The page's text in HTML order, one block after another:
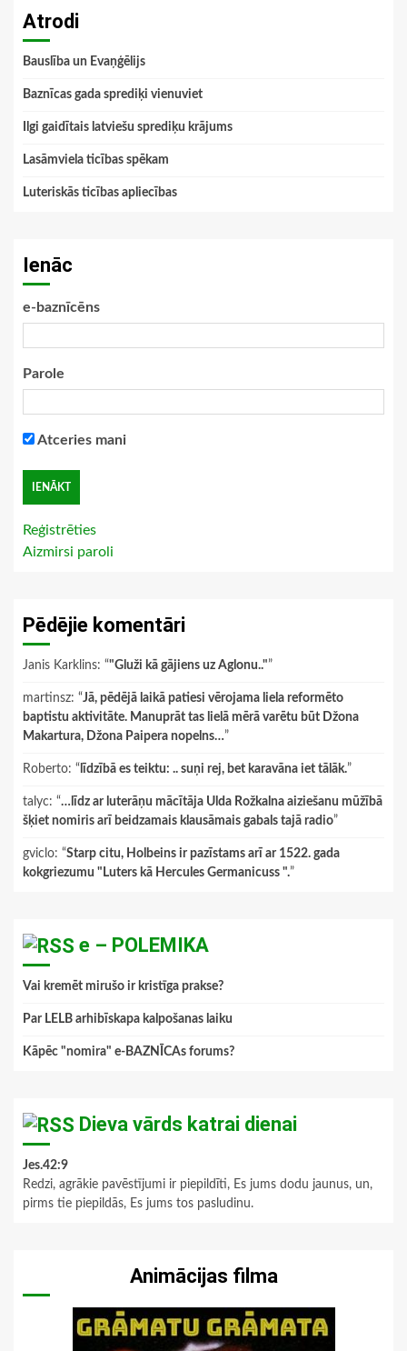
Atrodi
Bauslība un Evaņģēlijs
Baznīcas gada sprediķi vienuviet
Ilgi gaidītais latviešu sprediķu krājums
Lasāmviela ticības spēkam
Luteriskās ticības apliecības
Ienāc
e-baznīcēns
Parole
Atceries mani
Reģistrēties
Aizmirsi paroli
Pēdējie komentāri
Janis Karklins: “"Gluži kā gājiens uz Aglonu.."”
martinsz: “Jā, pēdējā laikā patiesi vērojama liela reformēto
baptistu aktivitāte. Manuprāt tas lielā mērā varētu būt Džona
Makartura, Džona Paipera nopelns…”
Roberto: “ līdzībā es teiktu: .. suņi rej, bet karavāna iet tālāk.”
talyc: “…līdz ar luterāņu mācītāja Ulda Rožkalna aiziešanu mūžībā
šķiet nomiris arī beidzamais klausāmais gabals tajā radio”
gviclo: “Starp citu, Holbeins ir pazīstams arī ar 1522. gada
kokgriezumu "Luters kā Hercules Germanicuss ".”
e – POLEMIKA
Vai kremēt mirušo ir kristīga prakse?
Par LELB arhibīskapa kalpošanas laiku
Kāpēc "nomira" e-BAZNĪCAs forums?
Dieva vārds katrai dienai
Jes.42:9
Redzi, agrākie pavēstījumi ir piepildīti, Es jums dodu jaunus, un,
pirms tie piepildās, Es jums tos pasludinu.
Animācijas filma